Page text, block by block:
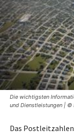
Die wichtigsten
und Dienstleistungen | ©
Das